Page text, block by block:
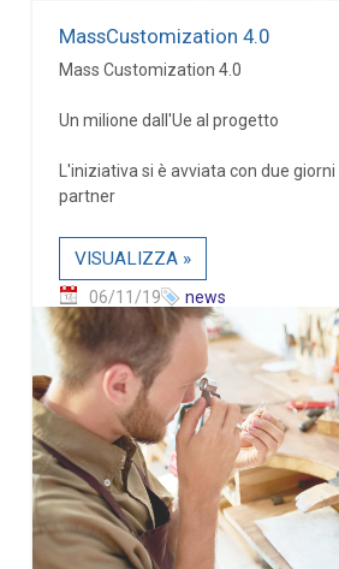
MassCustomization 4.0
Mass Customization 4.0
Un milione dall'Ue al progetto
L'iniziativa si è avviata con due
partner
VISUALIZZA »
06/11/19 news